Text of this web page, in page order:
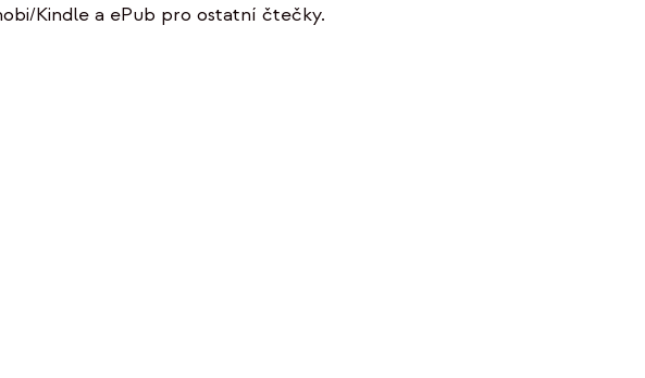
Kindle a ePub pro ostatní čtečky.